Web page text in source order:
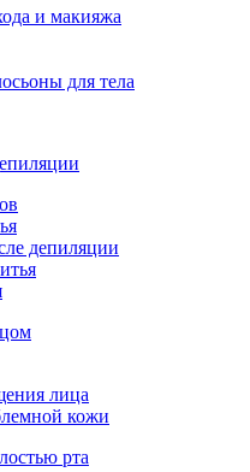
и макияжа
для тела
депиляции
лица
кожи
рта